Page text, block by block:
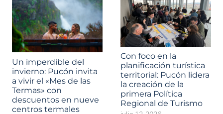
Un imperdible del
invierno: Pucón invita
a vivir el «Mes de las
Termas» con
descuentos en nueve
centros termales
Con foco en la
planificación turística
territorial: Pucón lidera
la creación de la
primera Política
Regional de Turismo